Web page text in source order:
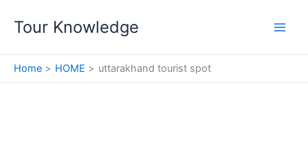
Tour Knowledge
Home HOME uttarakhand tourist spot